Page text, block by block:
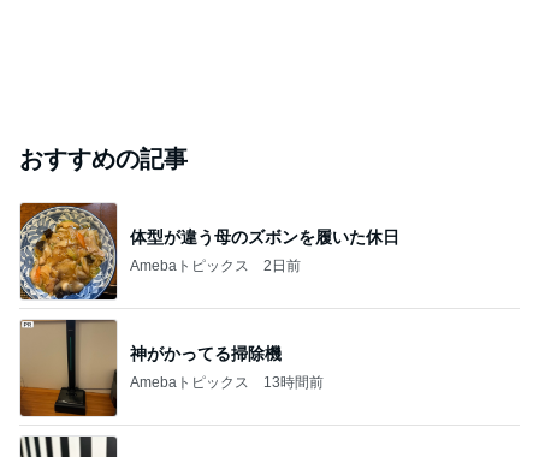
おすすめの記事
体型が違う母のズボンを履いた休日
Amebaトピックス 2日前
神がかってる掃除機
Amebaトピックス 13時間前